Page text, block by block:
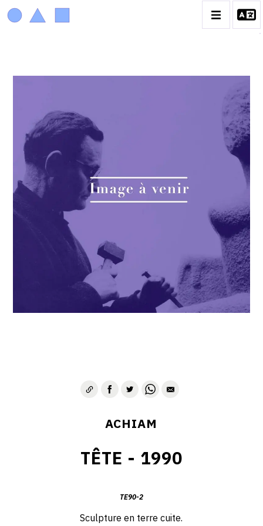
BIOGRAPHIE
LA PROMENADE DES JARDINS À SÈVRES
CATALOGUE DES OEUVRES
ANIMAUX & PLANTES
ENGAGEMENTS & SOCIÉTÉ
MUSIQUE & DANSE
VIE & SENTIMENTS
VISAGES
CONTACT
ACHIAM
TÊTE - 1990
TE90-2
Sculpture en terre cuite.